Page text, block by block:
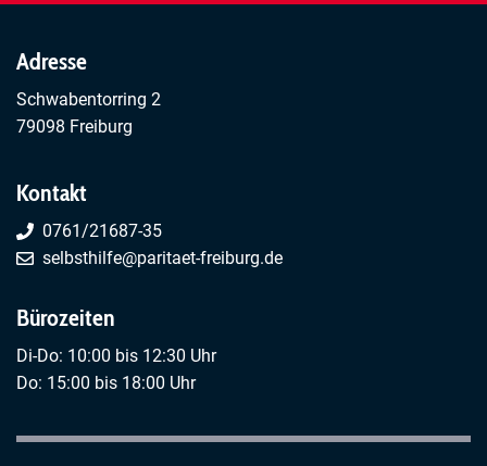
Adresse
Schwabentorring 2
79098 Freiburg
Kontakt
0761/21687-35
selbsthilfe@paritaet-freiburg.de
Bürozeiten
Di-Do: 10:00 bis 12:30 Uhr
Do: 15:00 bis 18:00 Uhr